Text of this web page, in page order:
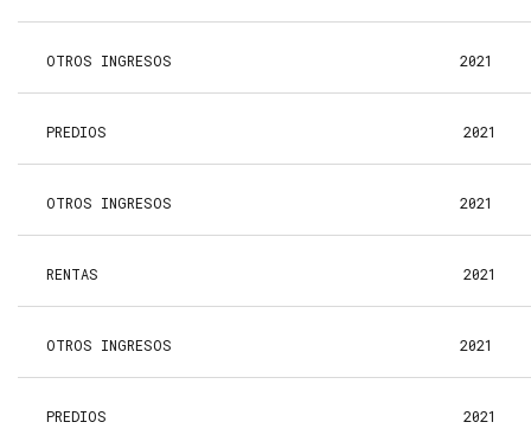
OTROS INGRESOS 2021
PREDIOS 2021
OTROS INGRESOS 2021
RENTAS 2021
OTROS INGRESOS 2021
PREDIOS 2021